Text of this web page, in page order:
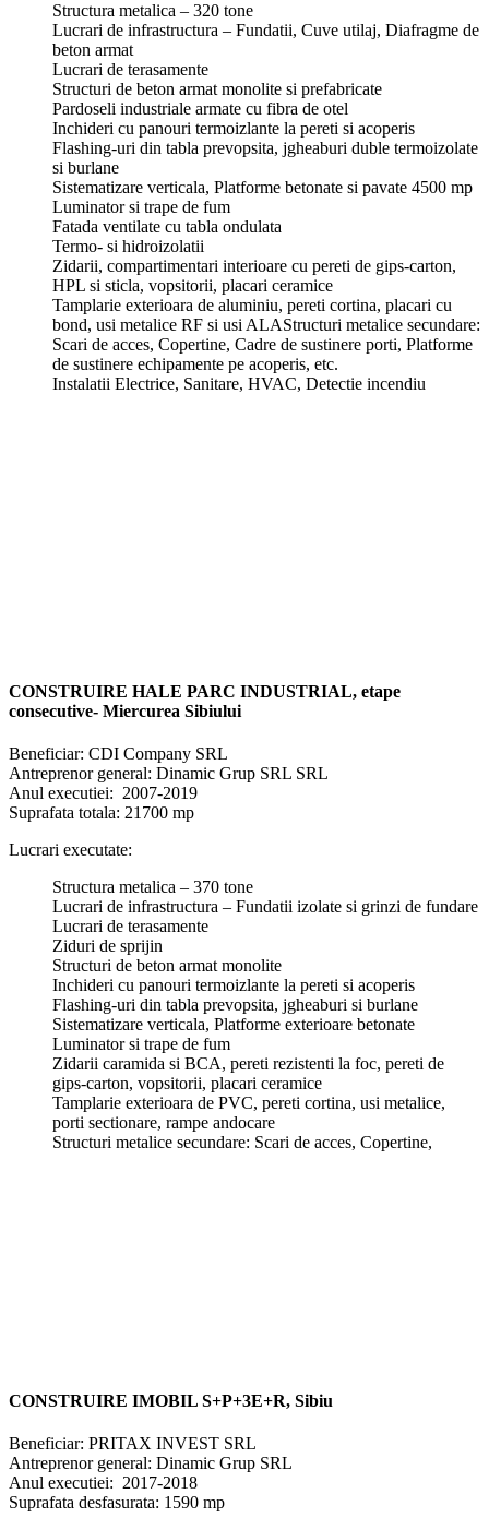
Structura metalica – 320 tone
Lucrari de infrastructura – Fundatii, Cuve utilaj, Diafragme de
beton armat
Lucrari de terasamente
Structuri de beton armat monolite si prefabricate
Pardoseli industriale armate cu fibra de otel
Inchideri cu panouri termoizlante la pereti si acoperis
Flashing-uri din tabla prevopsita, jgheaburi duble termoizolate
si burlane
Sistematizare verticala, Platforme betonate si pavate 4500 mp
Luminator si trape de fum
Fatada ventilate cu tabla ondulata
Termo- si hidroizolatii
Zidarii, compartimentari interioare cu pereti de gips-carton,
HPL si sticla, vopsitorii, placari ceramice
Tamplarie exterioara de aluminiu, pereti cortina, placari cu
bond, usi metalice RF si usi ALAStructuri metalice secundare:
Scari de acces, Copertine, Cadre de sustinere porti, Platforme
de sustinere echipamente pe acoperis, etc.
Instalatii Electrice, Sanitare, HVAC, Detectie incendiu
CONSTRUIRE HALE PARC INDUSTRIAL, etape
consecutive- Miercurea Sibiului
Beneficiar: CDI Company SRL
Antreprenor general: Dinamic Grup SRL SRL
Anul executiei: 2007-2019
Suprafata totala: 21700 mp
Lucrari executate:
Structura metalica – 370 tone
Lucrari de infrastructura – Fundatii izolate si grinzi de fundare
Lucrari de terasamente
Ziduri de sprijin
Structuri de beton armat monolite
Inchideri cu panouri termoizlante la pereti si acoperis
Flashing-uri din tabla prevopsita, jgheaburi si burlane
Sistematizare verticala, Platforme exterioare betonate
Luminator si trape de fum
Zidarii caramida si BCA, pereti rezistenti la foc, pereti de
gips-carton, vopsitorii, placari ceramice
Tamplarie exterioara de PVC, pereti cortina, usi metalice,
porti sectionare, rampe andocare
Structuri metalice secundare: Scari de acces, Copertine,
CONSTRUIRE IMOBIL S+P+3E+R, Sibiu
Beneficiar: PRITAX INVEST SRL
Antreprenor general: Dinamic Grup SRL
Anul executiei: 2017-2018
Suprafata desfasurata: 1590 mp